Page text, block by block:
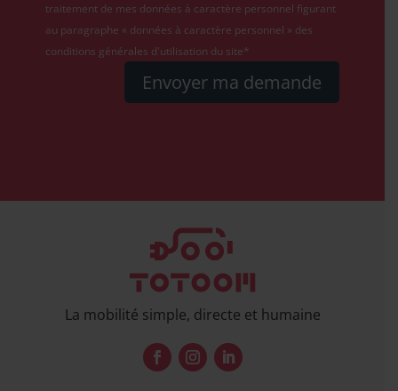
traitement de mes données à caractère personnel figurant
au paragraphe « données à caractère personnel » des
conditions générales d'utilisation du site*
La mobilité simple, directe et humaine